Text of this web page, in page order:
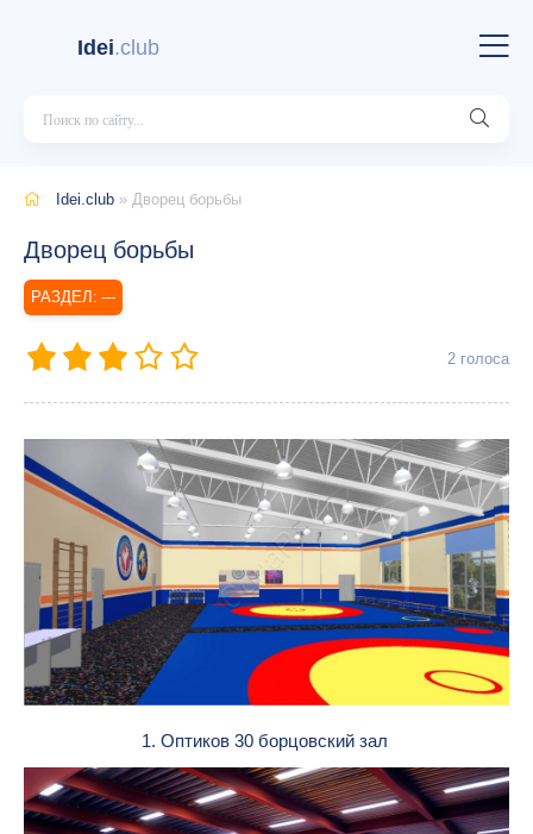
Idei.club
Idei.club » Дворец борьбы
Дворец борьбы
---
2 голоса
1. Оптиков 30 борцовский зал